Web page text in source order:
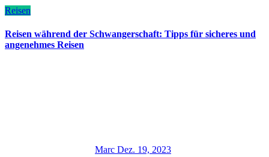
Reisen
Reisen während der Schwangerschaft: Tipps für sicheres und
angenehmes Reisen
Marc Dez. 19, 2023